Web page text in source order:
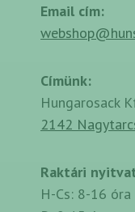
Email cím:
Címünk:
Hungarosack
2142
Raktári
H-Cs: 8-16 óra